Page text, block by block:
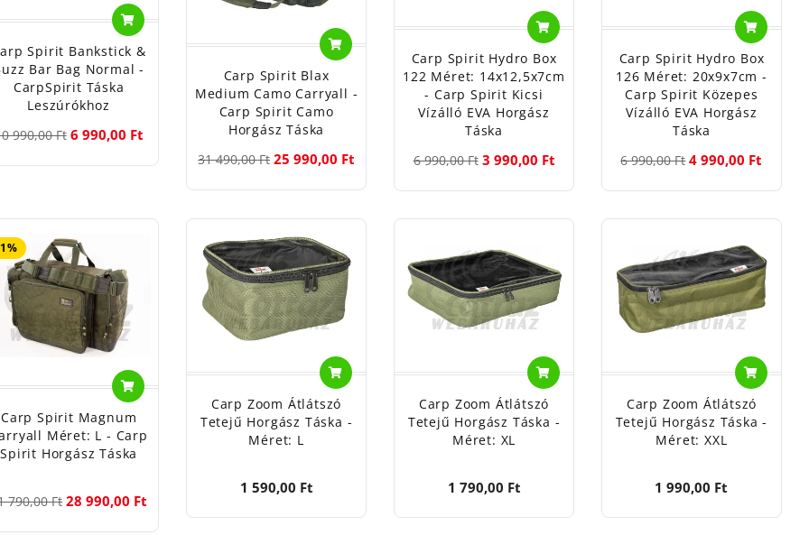
Spirit Bankstick &
Bar Bag Normal -
CarpSpirit Táska
Leszúrókhoz
990,00 Ft 6 990,00 Ft
Carp Spirit Blax
Medium Camo Carryall -
Carp Spirit Camo
Horgász Táska
31 490,00 Ft 25 990,00 Ft
Carp Spirit Hydro Box
122 Méret: 14x12,5x7cm
- Carp Spirit Kicsi
Vízálló EVA Horgász
Táska
6 990,00 Ft 3 990,00 Ft
Carp Spirit Hydro Box
126 Méret: 20x9x7cm -
Carp Spirit Közepes
Vízálló EVA Horgász
Táska
6 990,00 Ft 4 990,00 Ft
Carp Spirit Magnum
Méret: L - Carp
Spirit Horgász Táska
790,00 Ft 28 990,00 Ft
Carp Zoom Átlátszó
Tetejű Horgász Táska -
Méret: L
1 590,00 Ft
Carp Zoom Átlátszó
Tetejű Horgász Táska -
Méret: XL
1 790,00 Ft
Carp Zoom Átlátszó
Tetejű Horgász Táska -
Méret: XXL
1 990,00 Ft